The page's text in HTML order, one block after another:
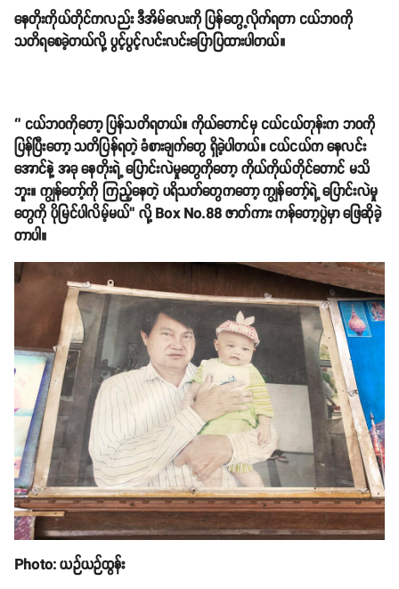
နေတိုးကိုယ်တိုင်ကလည်း ဒီအိမ်လေးကို ပြန်တွေ့လိုက်ရတာ ငယ်ဘဝကို
သတိရစေခဲ့တယ်လို့ ပွင့်ပွင့်လင်းလင်းပြောပြထားပါတယ်။
‘’ ငယ်ဘဝကိုတော့ ပြန်သတိရတယ်။ ကိုယ်တောင်မှ ငယ်ငယ်တုန်းက ဘဝကို
ပြန်ပြီးတော့ သတိပြန်ရတဲ့ ခံစားချက်တွေ ရှိခဲ့ပါတယ်။ ငယ်ငယ်က နေလင်း
အောင်နဲ့ အခု နေတိုးရဲ့ ပြောင်းလဲမှုတွေကိုတော့ ကိုယ်ကိုယ်တိုင်တောင် မသိ
ဘူး။ ကျွန်တော့်ကို ကြည့်နေတဲ့ ပရိသတ်တွေကတော့ ကျွန်တော့်ရဲ့ ပြောင်းလဲမှု
တွေကို ပိုမြင်ပါလိမ့်မယ်’’ လို့ Box No.88 ဇာတ်ကား ကန်တော့ပွဲမှာ ဖြေဆိုခဲ့
တာပါ။
Photo: ယဉ်ယဉ်ထွန်း